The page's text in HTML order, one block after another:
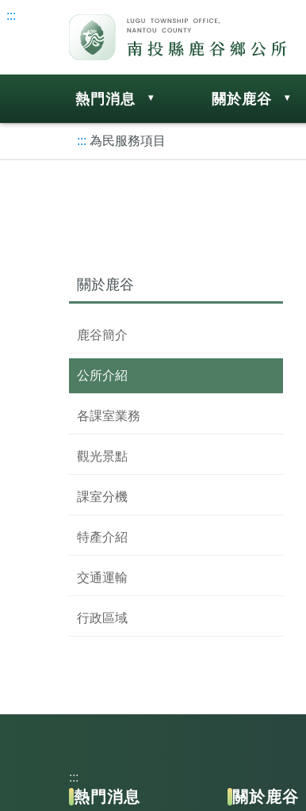
:::
熱門消息 關於鹿谷
::: 為民服務項目
關於鹿谷
鹿谷簡介
公所介紹
各課室業務
觀光景點
課室分機
特產介紹
交通運輸
行政區域
:::
熱門消息 關於鹿谷